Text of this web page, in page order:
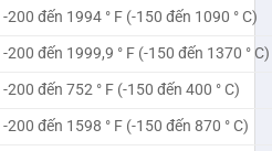
-200 đến 1994 ° F (-150 đến 1090 ° C)
-200 đến 1999,9 ° F (-150 đến 1370 ° C)
-200 đến 752 ° F (-150 đến 400 ° C)
-200 đến 1598 ° F (-150 đến 870 ° C)